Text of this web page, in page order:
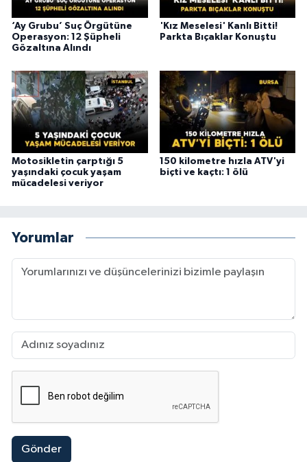
‘Ay Grubu’ Suç Örgütüne
Operasyon: 12 Şüpheli
Gözaltına Alındı
'Kız Meselesi' Kanlı Bitti!
Parkta Bıçaklar Konuştu
Motosikletin çarptığı 5
yaşındaki çocuk yaşam
mücadelesi veriyor
150 kilometre hızla ATV'yi
biçti ve kaçtı: 1 ölü
Yorumlar
Gönder